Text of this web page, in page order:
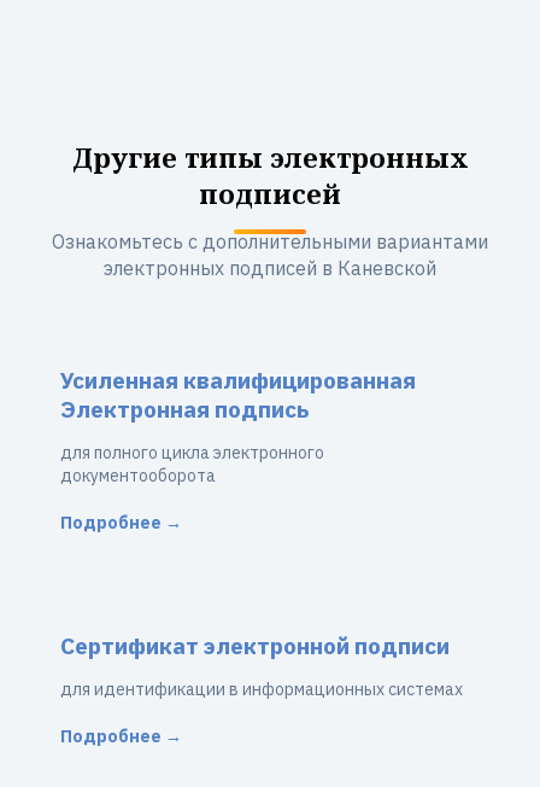
Другие типы электронных
подписей
Ознакомьтесь с дополнительными вариантами
электронных подписей в Каневской
Усиленная квалифицированная
Электронная подпись
для полного цикла электронного
документооборота
Подробнее →
Сертификат электронной подписи
для идентификации в информационных системах
Подробнее →